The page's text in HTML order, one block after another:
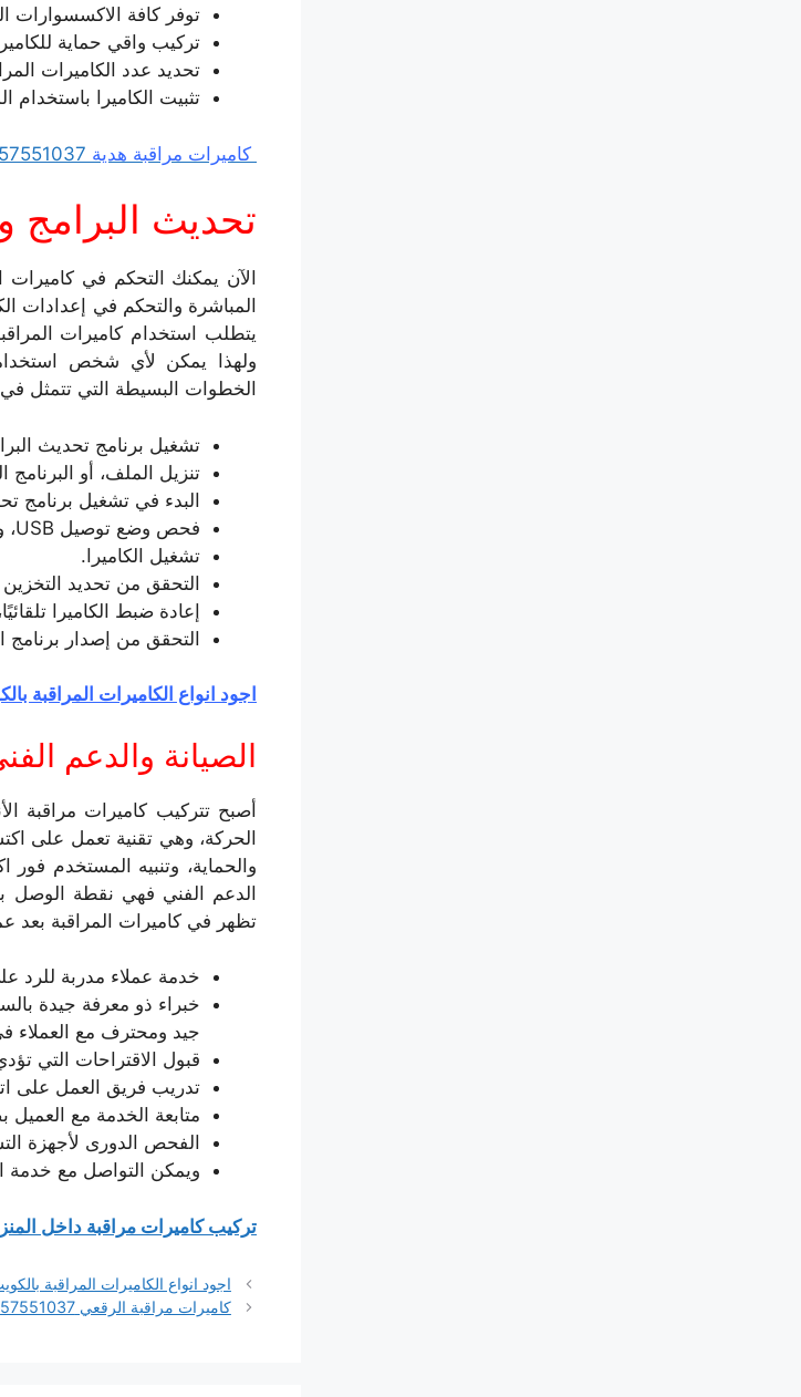
توفر كافة الاكسسوارات
تركيب واقي حماية
تحديد عدد الكاميرات
تثبيت الكاميرا باستخدام
كاميرات مراقبة هدية
تحديث البرامج
الآن يمكنك التحكم في
المباشرة والتحكم في إعدادات
يتطلب استخدام كاميرات
ولهذا يمكن لأي شخص
الخطوات البسيطة التي تتمثل
تشغيل برنامج تحديث
تنزيل الملف، أو البرنامج
البدء في تشغيل برنامج
فحص وضع توصيل USB، وتوصيله في الكاميرا.
تشغيل الكاميرا.
التحقق من تحديد التخزين
إعادة ضبط الكاميرا
التحقق من إصدار برنامج
اجود انواع الكاميرات المراقبة
الصيانة والدعم
أصبح تتركيب كاميرات مراقبة
الحركة، وهي تقنية تعمل على
والحماية، وتنبيه المستخدم
الدعم الفني فهي نقطة الوصل
تظهر في كاميرات المراقبة بعد
خدمة عملاء مدربة للرد
خبراء ذو معرفة جيدة
جيد ومحترف مع العملاء
قبول الاقتراحات التي
تدريب فريق العمل على
متابعة الخدمة مع
الفحص الدورى لأجهزة
ويمكن التواصل مع خدمة العملاء في
تركيب كاميرات مراقبة داخل المنزل
اجود انواع الكاميرات المراقبة
كاميرات مراقبة الرقعي 57551037